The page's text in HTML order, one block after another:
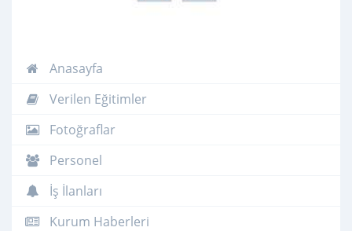
Anasayfa
Verilen Eğitimler
Fotoğraflar
Personel
İş İlanları
Kurum Haberleri